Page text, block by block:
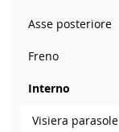
Asse posteriore
Freno
Interno
Visiera parasole